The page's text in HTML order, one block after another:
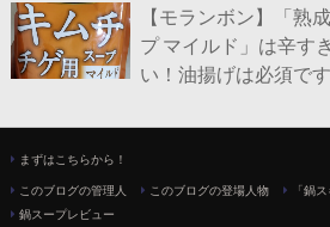
【モランボン】「熟
プ マイルド」は辛す
い！油揚げは必須です
まずはこちらから！
このブログの管理人 このブログの登場人物
「鍋
鍋スープレビュー